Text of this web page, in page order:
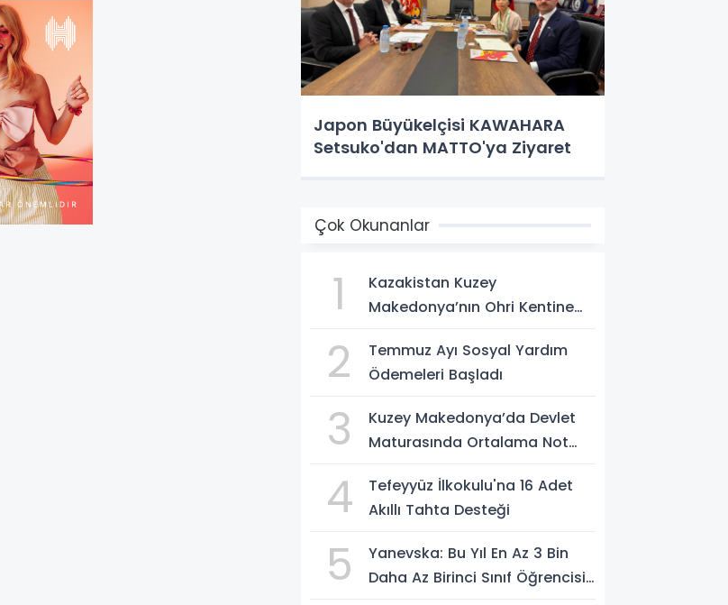
Japon Büyükelçisi KAWAHARA
Setsuko'dan MATTO'ya Ziyaret
Çok Okunanlar
1
Kazakistan Kuzey
Makedonya’nın Ohri Kentine
2
Temmuz Ayı Sosyal Yardım
Ödemeleri Başladı
3
Kuzey Makedonya’da Devlet
Maturasında Ortalama Not
4
Tefeyyüz İlkokulu'na 16 Adet
Akıllı Tahta Desteği
5
Yanevska: Bu Yıl En Az 3 Bin
Daha Az Birinci Sınıf Öğrencisi